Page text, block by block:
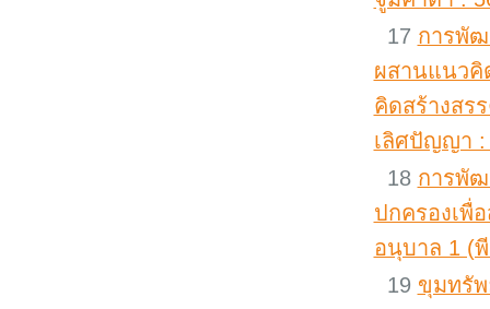
17 การพั
ผสานแนวคิ
คิดสร้างสร
เลิศปัญญา :
18 การพั
ปกครองเพื่
อนุบาล 1 (
19 ขุมทรั